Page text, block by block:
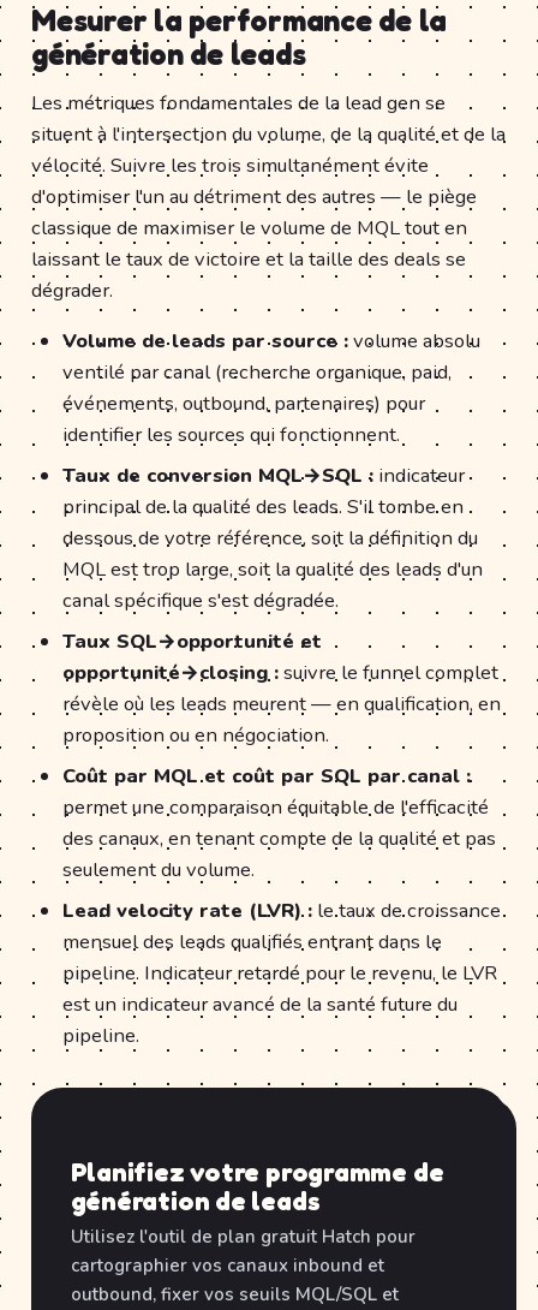
Mesurer la performance de la
génération de leads
Les métriques fondamentales de la lead gen se
situent à l'intersection du volume, de la qualité et de la
vélocité. Suivre les trois simultanément évite
d'optimiser l'un au détriment des autres — le piège
classique de maximiser le volume de MQL tout en
laissant le taux de victoire et la taille des deals se
dégrader.
Volume de leads par source :volume absolu
ventilé par canal (recherche organique, paid,
événements, outbound, partenaires) pour
identifier les sources qui fonctionnent.
Taux de conversion MQL→SQL : indicateur
principal de la qualité des leads. S'il tombe en
dessous de votre référence, soit la définition du
MQL est trop large, soit la qualité des leads d'un
canal spécifique s'est dégradée.
Taux SQL→opportunité et
opportunité→closing :suivre le funnel complet
révèle où les leads meurent — en qualification, en
proposition ou en négociation.
Coût par MQL et coût par SQL par canal :
permet une comparaison équitable de l'efficacité
des canaux, en tenant compte de la qualité et pas
seulement du volume.
Lead velocity rate (LVR) : le taux de croissance
mensuel des leads qualifiés entrant dans le
pipeline. Indicateur retardé pour le revenu, le LVR
est un indicateur avancé de la santé future du
pipeline.
Planifiez votre programme de
génération de leads
Utilisez l'outil de plan gratuit Hatch pour
cartographier vos canaux inbound et
outbound, fixer vos seuils MQL/SQL et